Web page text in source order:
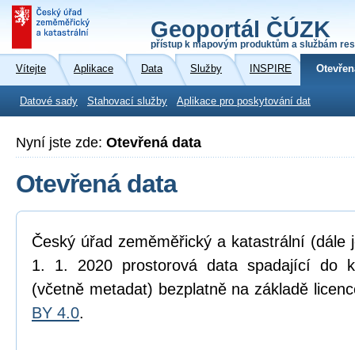
Geoportál ČÚZK
přístup k mapovým produktům a službám
Vítejte Aplikace Data Služby INSPIRE
Datové sady Stahovací služby Aplikace pro poskytování dat
Nyní jste zde: Otevřená data
Otevřená data
Český úřad zeměměřický a katastrální (dále
1. 1. 2020 prostorová data spadající do
(včetně metadat) bezplatně na základě
BY 4.0.